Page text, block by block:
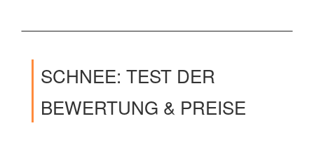
SCHNEE: TEST DER
BEWERTUNG & PREISE